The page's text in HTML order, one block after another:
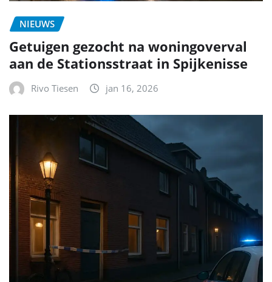
NIEUWS
Getuigen gezocht na woningoverval
aan de Stationsstraat in Spijkenisse
Rivo Tiesen jan 16, 2026